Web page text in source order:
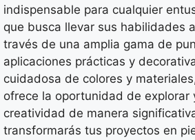
indispensable para cualquier
que busca llevar sus habilidades
través de una amplia gama de
aplicaciones prácticas y
cuidadosa de colores y
ofrece la oportunidad de explorar
creatividad de manera
transformarás tus proyectos en